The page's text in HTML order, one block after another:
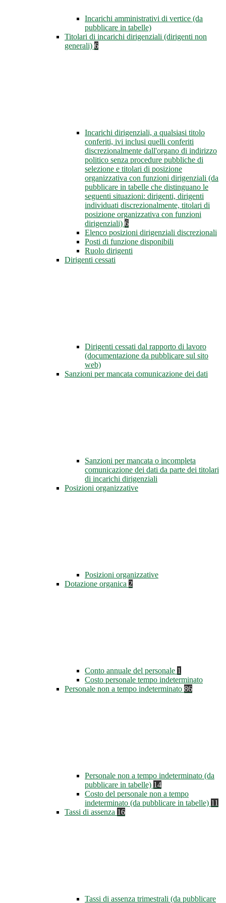
Incarichi amministrativi di vertice (da
pubblicare in tabelle)
Titolari di incarichi dirigenziali (dirigenti non
generali) 6
Incarichi dirigenziali, a qualsiasi titolo
conferiti, ivi inclusi quelli conferiti
discrezionalmente dall'organo di indirizzo
politico senza procedure pubbliche di
selezione e titolari di posizione
organizzativa con funzioni dirigenziali (da
pubblicare in tabelle che distinguano le
seguenti situazioni: dirigenti, dirigenti
individuati discrezionalmente, titolari di
posizione organizzativa con funzioni
dirigenziali) 6
Elenco posizioni dirigenziali discrezionali
Posti di funzione disponibili
Ruolo dirigenti
Dirigenti cessati
Dirigenti cessati dal rapporto di lavoro
(documentazione da pubblicare sul sito
web)
Sanzioni per mancata comunicazione dei dati
Sanzioni per mancata o incompleta
comunicazione dei dati da parte dei titolari
di incarichi dirigenziali
Posizioni organizzative
Posizioni organizzative
Dotazione organica 2
Conto annuale del personale 1
Costo personale tempo indeterminato
Personale non a tempo indeterminato 86
Personale non a tempo indeterminato (da
pubblicare in tabelle) 14
Costo del personale non a tempo
indeterminato (da pubblicare in tabelle) 11
Tassi di assenza 16
Tassi di assenza trimestrali (da pubblicare